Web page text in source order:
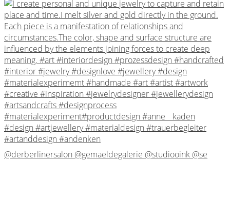
@derberlinersalon @gemaeldegalerie @studiooink @se